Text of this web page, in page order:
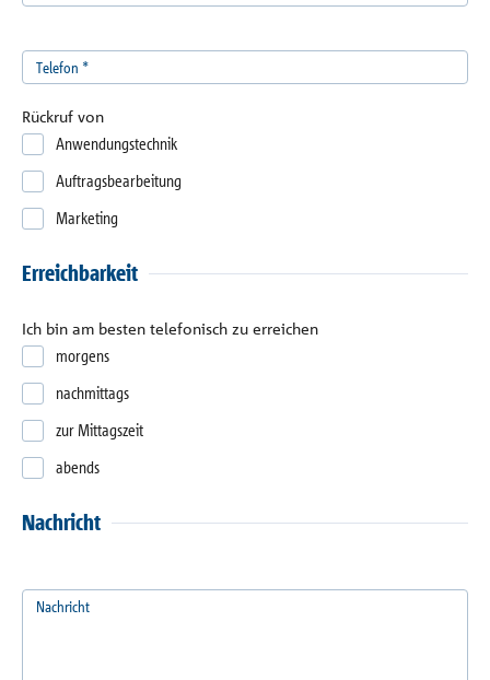
Kontakt
Telefon *
Rückruf von
Anwendungstechnik
Auftragsbearbeitung
Marketing
Erreichbarkeit
Ich bin am besten telefonisch zu erreichen
morgens
zur Mittagszeit
nachmittags
abends
Nachricht
Nachricht